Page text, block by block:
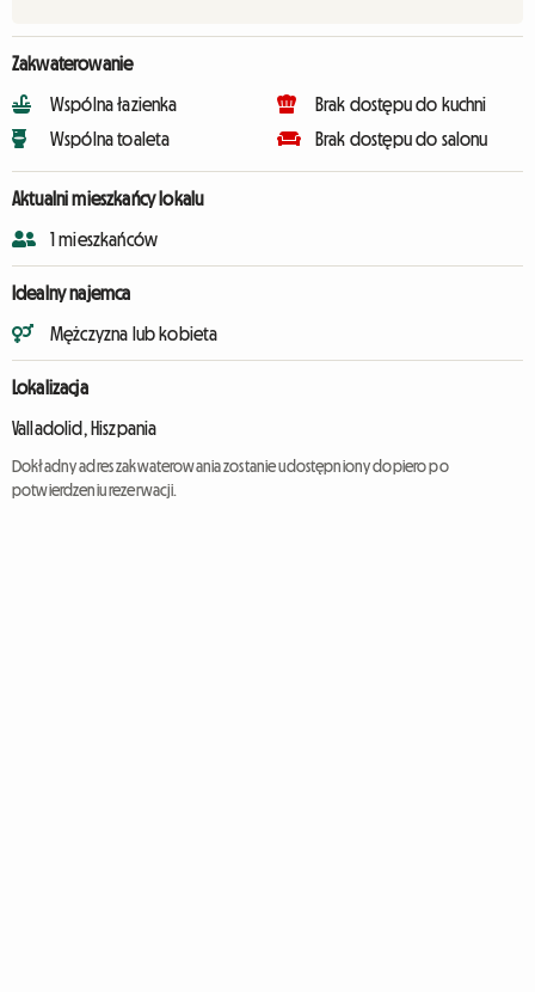
Zakwaterowanie
Wspólna łazienka
Wspólna toaleta
Brak dostępu do kuchni
Brak dostępu do salonu
Aktualni mieszkańcy lokalu
1 mieszkańców
Idealny najemca
Mężczyzna lub kobieta
Lokalizacja
Valladolid, Hiszpania
Dokładny adres zakwaterowania zostanie udostępniony dopiero po
potwierdzeniu rezerwacji.